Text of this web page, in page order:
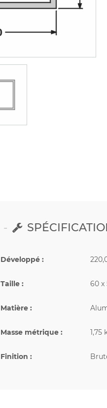
Développé :
Taille : 60 x
Matière :
Masse métrique : 1,75
Finition :